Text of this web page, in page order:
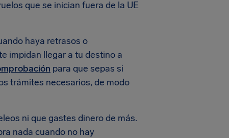
que se inician fuera de la UE
haya retrasos o
impidan llegar a tu destino a
para que sepas si
trámites necesarios, de modo
ni que gastes dinero de más.
nada cuando no hay